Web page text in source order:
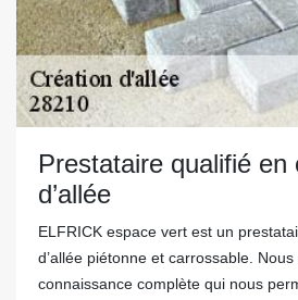
Prestataire qualifié en
d’allée
ELFRICK espace vert est un
d’allée piétonne et carrossable.
connaissance complète qui nous